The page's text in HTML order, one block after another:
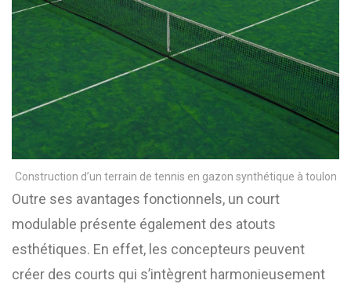
Construction d’un terrain de tennis en gazon synthétique à toulon
Outre ses avantages fonctionnels, un court
modulable présente également des atouts
esthétiques. En effet, les concepteurs peuvent
créer des courts qui s’intègrent harmonieusement